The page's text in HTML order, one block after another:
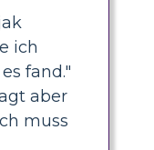
ich
fand."
aber
muss